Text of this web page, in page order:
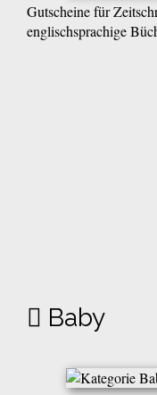
Gutscheine für
englischsprachige
Baby